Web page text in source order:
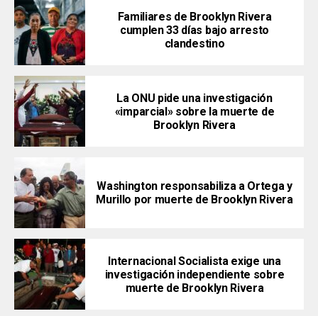
Familiares de Brooklyn Rivera
cumplen 33 días bajo arresto
clandestino
La ONU pide una investigación
«imparcial» sobre la muerte de
Brooklyn Rivera
Washington responsabiliza a Ortega y
Murillo por muerte de Brooklyn Rivera
Internacional Socialista exige una
investigación independiente sobre
muerte de Brooklyn Rivera